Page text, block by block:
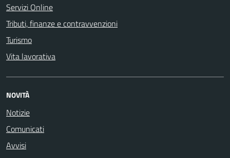
Servizi Online
Tributi, finanze e contravvenzioni
Turismo
Vita lavorativa
NOVITÀ
Notizie
Comunicati
Avvisi